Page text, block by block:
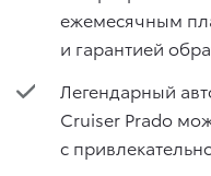
ежемесячным
и гарантией
Легендарный
Cruiser Prado
с